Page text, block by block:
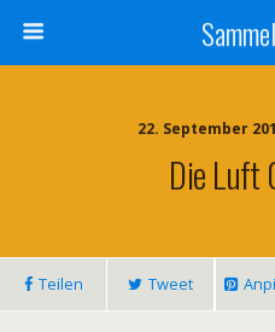
22. September
Die Luft
Teilen Tweet